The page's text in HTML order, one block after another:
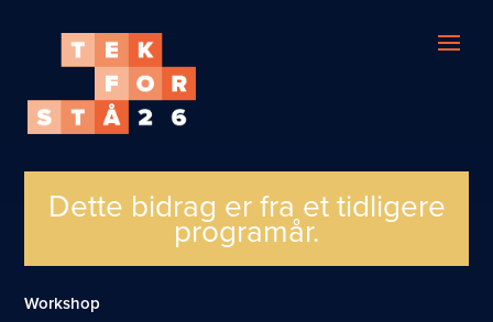
Dette bidrag er fra et tidligere
programår.
Workshop